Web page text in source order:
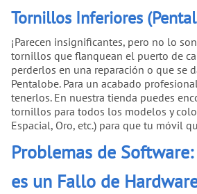
Tornillos Inferiores
¡Parecen insignificantes, pero no lo
tornillos que flanquean el puerto de
perderlos en una reparación o que se
Pentalobe. Para un acabado
tenerlos. En nuestra tienda puedes
tornillos para todos los modelos y
Espacial, Oro, etc.) para que tu móvil
Problemas de
es un Fallo de